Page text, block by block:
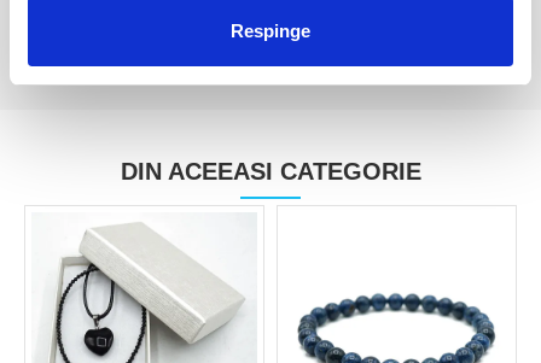
Respinge
DIN ACEEASI CATEGORIE